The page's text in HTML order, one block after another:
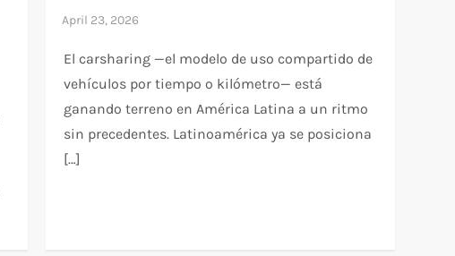
El carsharing —el modelo de uso compartido de
vehículos por tiempo o kilómetro— está
ganando terreno en América Latina a un ritmo
sin precedentes. Latinoamérica ya se posiciona
[…]